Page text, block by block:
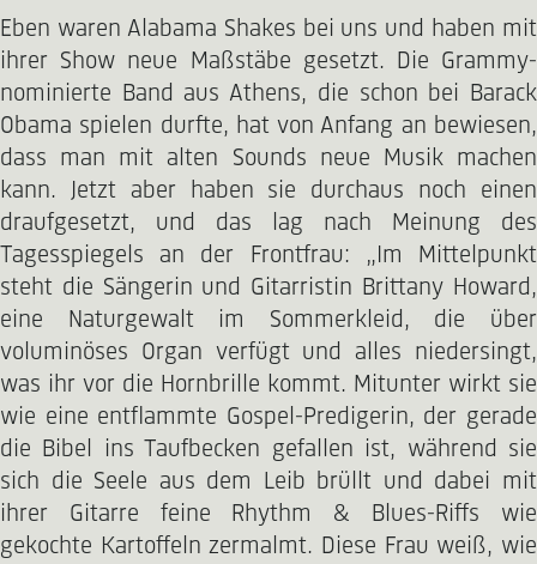
Eben waren Alabama Shakes bei uns und haben mit
ihrer Show neue Maßstäbe gesetzt. Die Grammy-
nominierte Band aus Athens, die schon bei Barack
Obama spielen durfte, hat von Anfang an bewiesen,
dass man mit alten Sounds neue Musik machen
kann. Jetzt aber haben sie durchaus noch einen
draufgesetzt, und das lag nach Meinung des
Tagesspiegels an der Frontfrau: „Im Mittelpunkt
steht die Sängerin und Gitarristin Brittany Howard,
eine Naturgewalt im Sommerkleid, die über
voluminöses Organ verfügt und alles niedersingt,
was ihr vor die Hornbrille kommt. Mitunter wirkt sie
wie eine entflammte Gospel-Predigerin, der gerade
die Bibel ins Taufbecken gefallen ist, während sie
sich die Seele aus dem Leib brüllt und dabei mit
ihrer Gitarre feine Rhythm & Blues-Riffs wie
gekochte Kartoffeln zermalmt. Diese Frau weiß, wie